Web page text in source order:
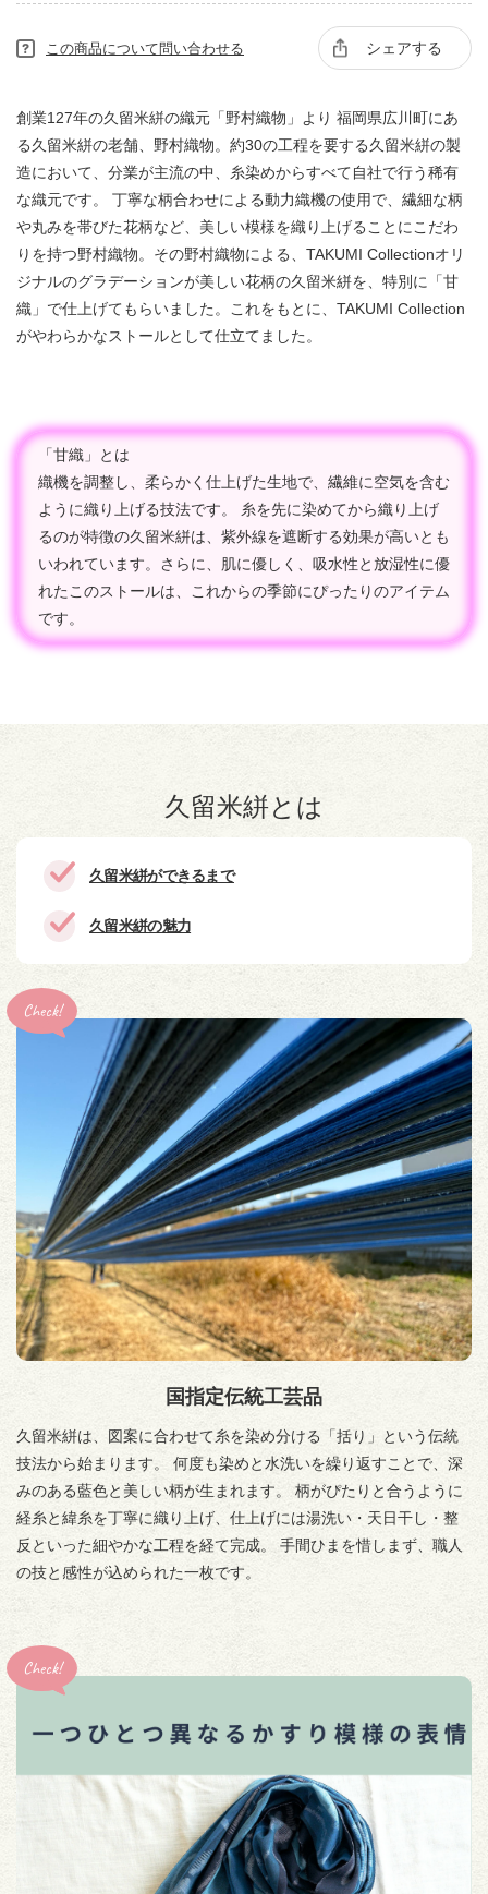
この商品について問い合わせる シェアする
創業127年の久留米絣の織元「野村織物」より 福岡県広川町にあ
る久留米絣の老舗、野村織物。約30の工程を要する久留米絣の製
造において、分業が主流の中、糸染めからすべて自社で行う稀有
な織元です。 丁寧な柄合わせによる動力織機の使用で、繊細な柄
や丸みを帯びた花柄など、美しい模様を織り上げることにこだわ
りを持つ野村織物。その野村織物による、TAKUMI Collectionオリ
ジナルのグラデーションが美しい花柄の久留米絣を、特別に「甘
織」で仕上げてもらいました。これをもとに、TAKUMI Collection
がやわらかなストールとして仕立てました。
久留米絣とは
久留米絣ができるまで
久留米絣の魅力
Check!
国指定伝統工芸品
久留米絣は、図案に合わせて糸を染め分ける「括り」という伝統
技法から始まります。 何度も染めと水洗いを繰り返すことで、深
みのある藍色と美しい柄が生まれます。 柄がぴたりと合うように
経糸と緯糸を丁寧に織り上げ、仕上げには湯洗い・天日干し・整
反といった細やかな工程を経て完成。 手間ひまを惜しまず、職人
の技と感性が込められた一枚です。
Check!
「甘織」とは
織機を調整し、柔らかく仕上げた生地で、繊維に空気を含む
ように織り上げる技法です。 糸を先に染めてから織り上げ
るのが特徴の久留米絣は、紫外線を遮断する効果が高いとも
いわれています。さらに、肌に優しく、吸水性と放湿性に優
れたこのストールは、これからの季節にぴったりのアイテム
です。